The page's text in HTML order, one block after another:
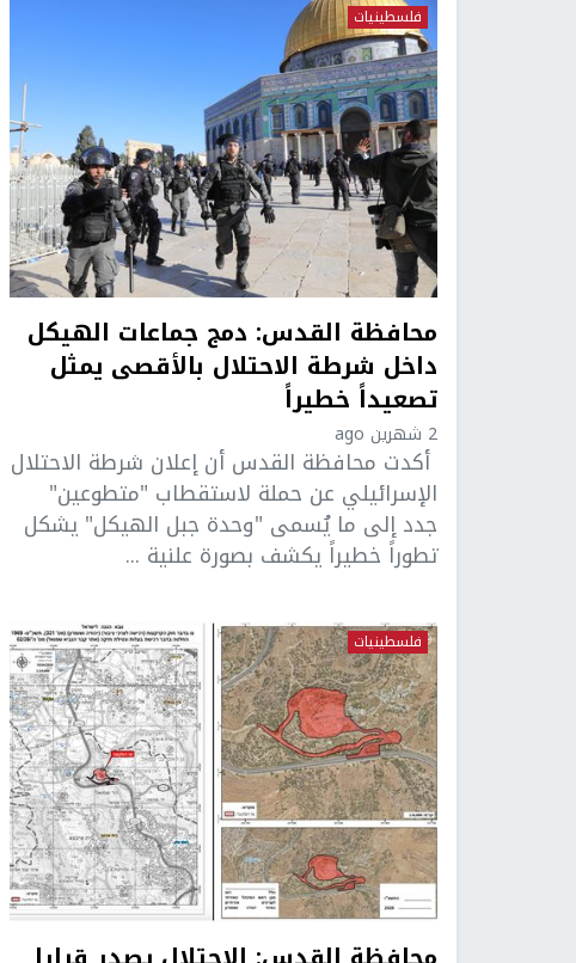
فلسطينيات
محافظة القدس: دمج جماعات الهيكل
داخل شرطة الاحتلال بالأقصى يمثل
تصعيداً خطيراً
2 شهرين ago
أكدت محافظة القدس أن إعلان شرطة الاحتلال
الإسرائيلي عن حملة لاستقطاب "متطوعين"
جدد إلى ما يُسمى "وحدة جبل الهيكل" يشكل
تطوراً خطيراً يكشف بصورة علنية ...
فلسطينيات